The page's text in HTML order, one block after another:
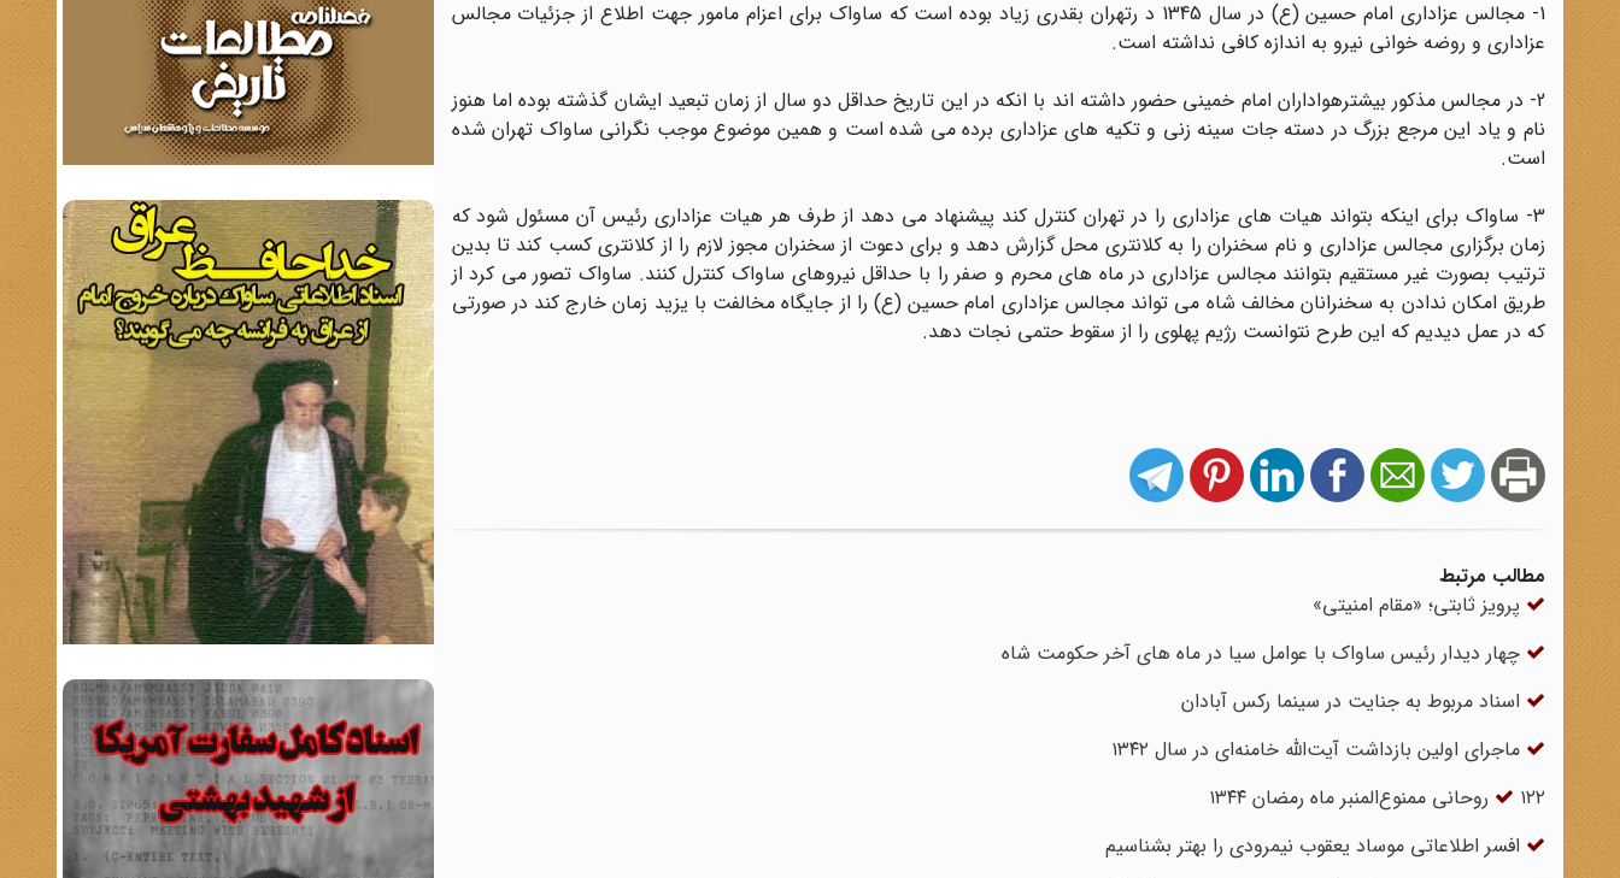
1- مجالس عزاداری امام حسین (ع) در سال 1345 د رتهران بقدری زیاد بوده است که ساواک برای اعزام مامور جهت اطلاع از جزئیات مجالس
عزاداری و روضه خوانی نیرو به اندازه کافی نداشته است.
2- در مجالس مذکور بیشترهواداران امام خمینی حضور داشته اند با انکه در این تاریخ حداقل دو سال از زمان تبعید ایشان گذشته بوده اما هنوز
نام و یاد این مرجع بزرگ در دسته جات سینه زنی و تکیه های عزاداری برده می شده است و همین موضوع موجب نگرانی ساواک تهران شده
است.
3- ساواک برای اینکه بتواند هیات های عزاداری را در تهران کنترل کند پیشنهاد می دهد از طرف هر هیات عزاداری رئیس آن مسئول شود که
زمان برگزاری مجالس عزاداری و نام سخنران را به کلانتری محل گزارش دهد و برای دعوت از سخنران مجوز لازم را از کلانتری کسب کند تا بدین
ترتیب بصورت غیر مستقیم بتوانند مجالس عزاداری در ماه های محرم و صفر را با حداقل نیروهای ساواک کنترل کنند. ساواک تصور می کرد از
طریق امکان ندادن به سخنرانان مخالف شاه می تواند مجالس عزاداری امام حسین (ع) را از جایگاه مخالفت با یزید زمان خارج کند در صورتی
که در عمل دیدیم که این طرح نتوانست رژیم پهلوی را از سقوط حتمی نجات دهد.
مطالب مرتبط
پرویز ثابتی؛ «مقام امنیتی»
چهار دیدار رئیس ساواک با عوامل سیا در ماه های آخر حکومت شاه
اسناد مربوط به جنایت در سینما رکس آبادان
ماجرای اولین بازداشت آیت‌الله خامنه‌ای در سال ۱۳۴۲
۱۲۲ روحانی ممنوع‌المنبر ماه رمضان ۱۳۴۴
افسر اطلاعاتی موساد یعقوب نیمرودی را بهتر بشناسیم